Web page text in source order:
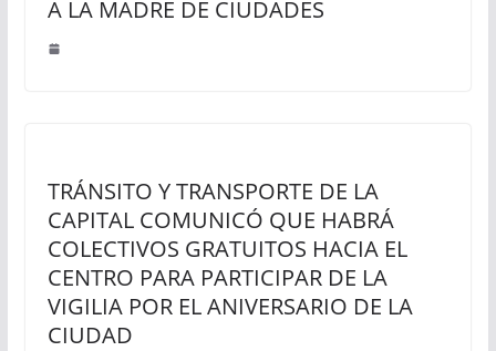
A LA MADRE DE CIUDADES
TRÁNSITO Y TRANSPORTE DE LA
CAPITAL COMUNICÓ QUE HABRÁ
COLECTIVOS GRATUITOS HACIA EL
CENTRO PARA PARTICIPAR DE LA
VIGILIA POR EL ANIVERSARIO DE LA
CIUDAD